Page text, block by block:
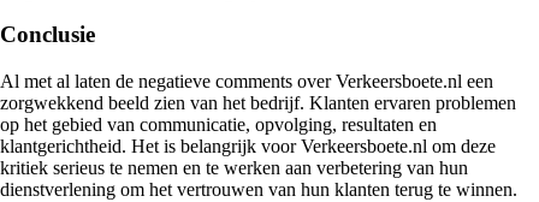
Conclusie
Al met al laten de negatieve comments over Verkeersboete.nl een
zorgwekkend beeld zien van het bedrijf. Klanten ervaren problemen
op het gebied van communicatie, opvolging, resultaten en
klantgerichtheid. Het is belangrijk voor Verkeersboete.nl om deze
kritiek serieus te nemen en te werken aan verbetering van hun
dienstverlening om het vertrouwen van hun klanten terug te winnen.